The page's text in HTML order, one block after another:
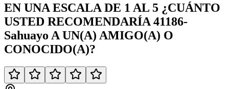
EN UNA ESCALA DE 1 AL 5 ¿CUÁNTO
USTED RECOMENDARÍA 41186-
Sahuayo A UN(A) AMIGO(A) O
CONOCIDO(A)?